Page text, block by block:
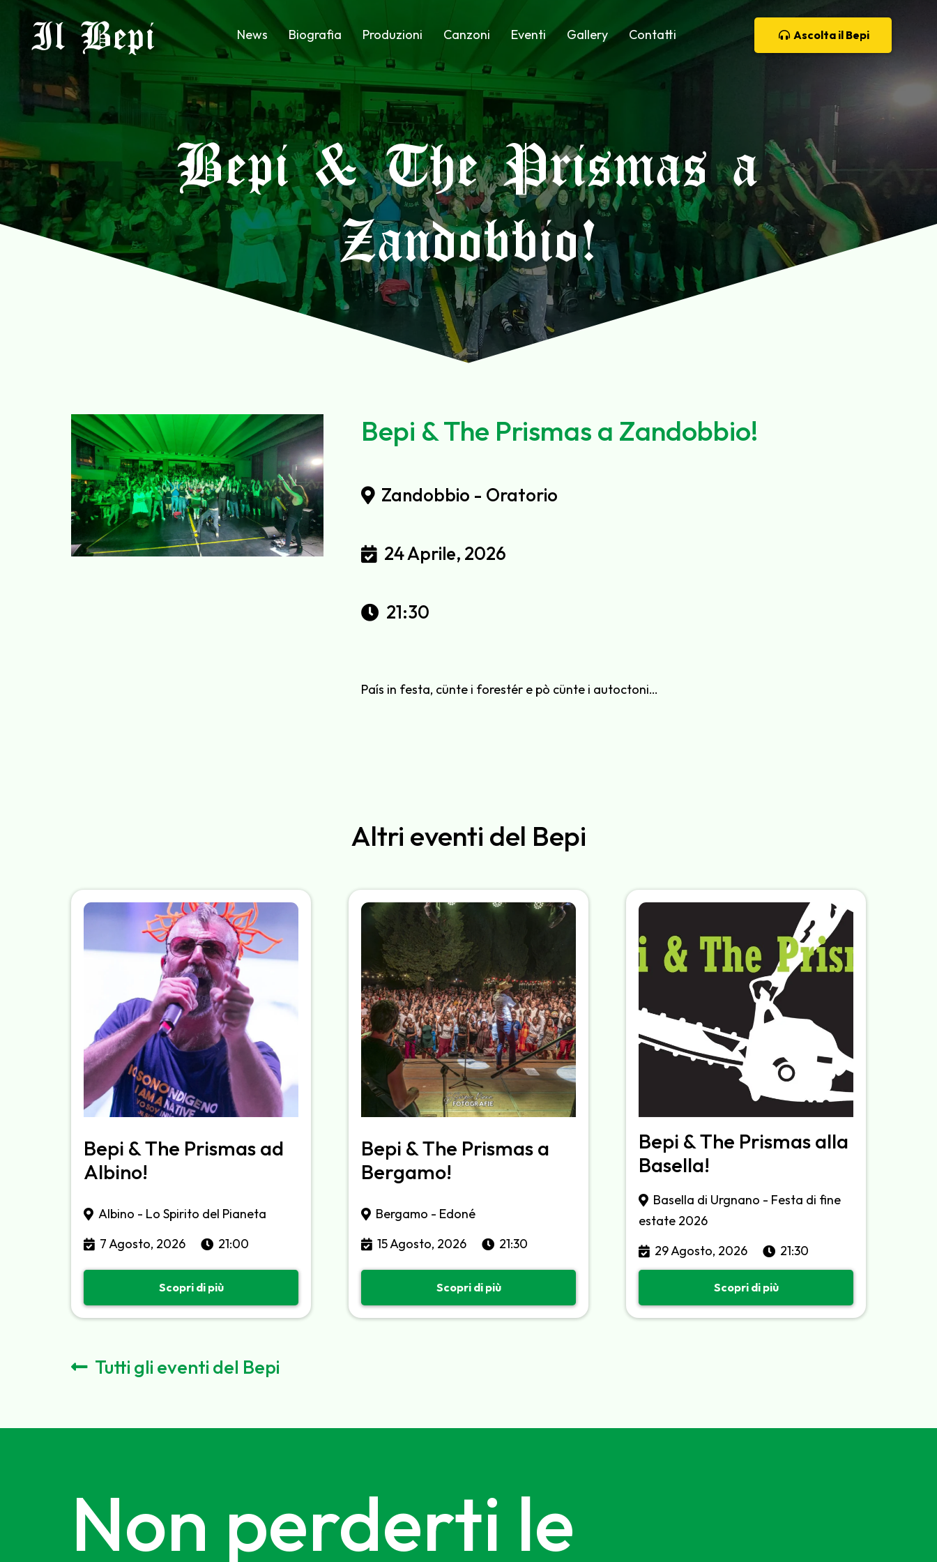
Il Bepi News Biografia Produzioni Canzoni Eventi Gallery Contatti Ascolta il Bepi
Bepi & The Prismas a
Zandobbio!
Bepi & The Prismas a Zandobbio!
Zandobbio - Oratorio
24 Aprile, 2026
21:30
País in festa, cünte i forestér e pò cünte i autoctoni…
Altri eventi del Bepi
Bepi & The Prismas ad
Albino!
Albino - Lo Spirito del Pianeta
7 Agosto, 2026
21:00
Scopri di più
Bepi & The Prismas a
Bergamo!
Bergamo - Edoné
15 Agosto, 2026
21:30
Scopri di più
Bepi & The Prismas alla
Basella!
Basella di Urgnano - Festa di fine
estate 2026
29 Agosto, 2026
21:30
Scopri di più
Tutti gli eventi del Bepi
Non perderti le